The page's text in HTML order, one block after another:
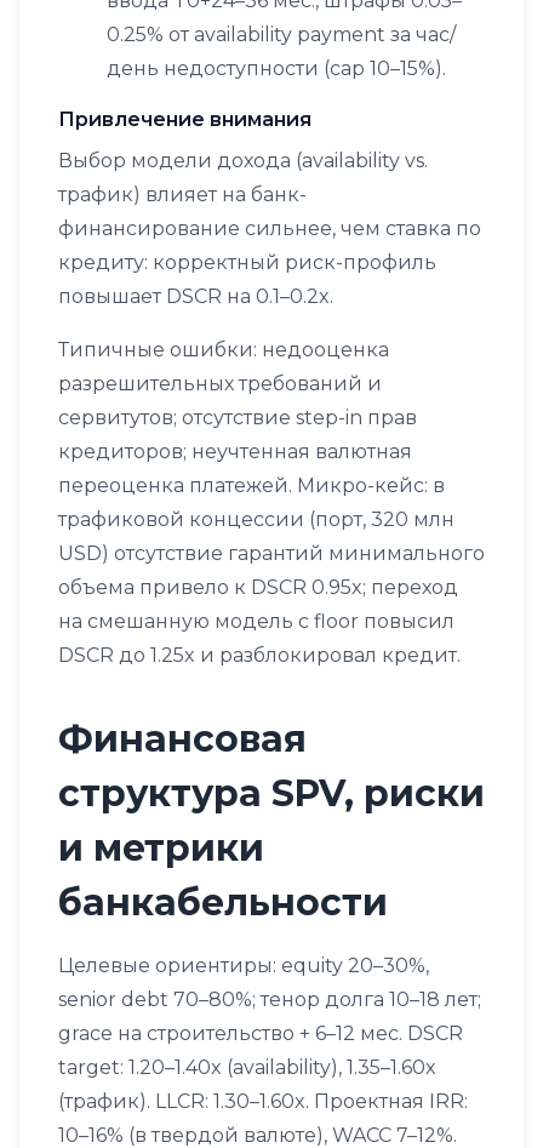
0.25% от availability payment за час/
день недоступности (cap 10–15%).
Привлечение внимания
Выбор модели дохода (availability vs.
трафик) влияет на банк-
финансирование сильнее, чем ставка по
кредиту: корректный риск-профиль
повышает DSCR на 0.1–0.2x.
Типичные ошибки: недооценка
разрешительных требований и
сервитутов; отсутствие step-in прав
кредиторов; неучтенная валютная
переоценка платежей. Микро-кейс: в
трафиковой концессии (порт, 320 млн
USD) отсутствие гарантий минимального
объема привело к DSCR 0.95x; переход
на смешанную модель с floor повысил
DSCR до 1.25x и разблокировал кредит.
Финансовая
структура SPV, риски
и метрики
банкабельности
Целевые ориентиры: equity 20–30%,
senior debt 70–80%; тенор долга 10–18 лет;
grace на строительство + 6–12 мес. DSCR
target: 1.20–1.40x (availability), 1.35–1.60x
(трафик). LLCR: 1.30–1.60x. Проектная IRR:
10–16% (в твердой валюте), WACC 7–12%.